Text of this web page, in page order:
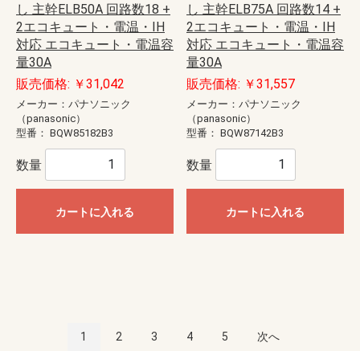
し 主幹ELB50A 回路数18 +
2エコキュート・電温・IH
対応 エコキュート・電温容
量30A
販売価格: ￥31,042
メーカー：パナソニック
（panasonic）
型番： BQW85182B3
数量
カートに入れる
し 主幹ELB75A 回路数14 +
2エコキュート・電温・IH
対応 エコキュート・電温容
量30A
販売価格: ￥31,557
メーカー：パナソニック
（panasonic）
型番： BQW87142B3
数量
カートに入れる
1 2 3 4 5 次へ